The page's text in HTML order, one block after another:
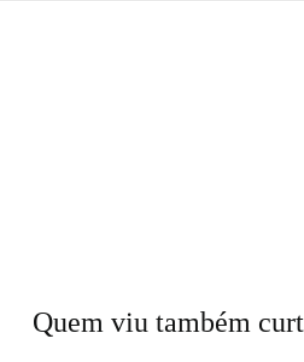
Quem viu também